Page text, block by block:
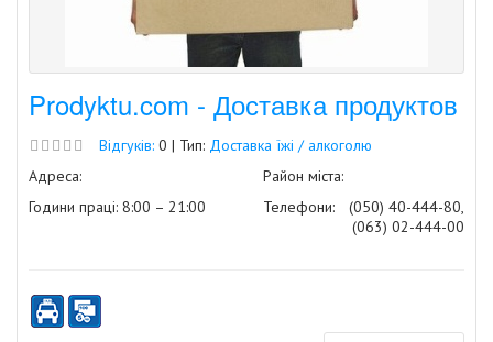
Prodyktu.com - Доставка продуктов
Відгуків: 0 | Тип: Доставка їжі / алкоголю
Адреса:
Години праці: 8:00 – 21:00
Район міста:
Телефони:
(050) 40-444-80,
(063) 02-444-00